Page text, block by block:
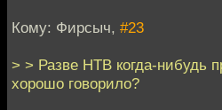
Кому: Фирсыч, #23
> > Разве НТВ когда-нибудь
хорошо говорило?